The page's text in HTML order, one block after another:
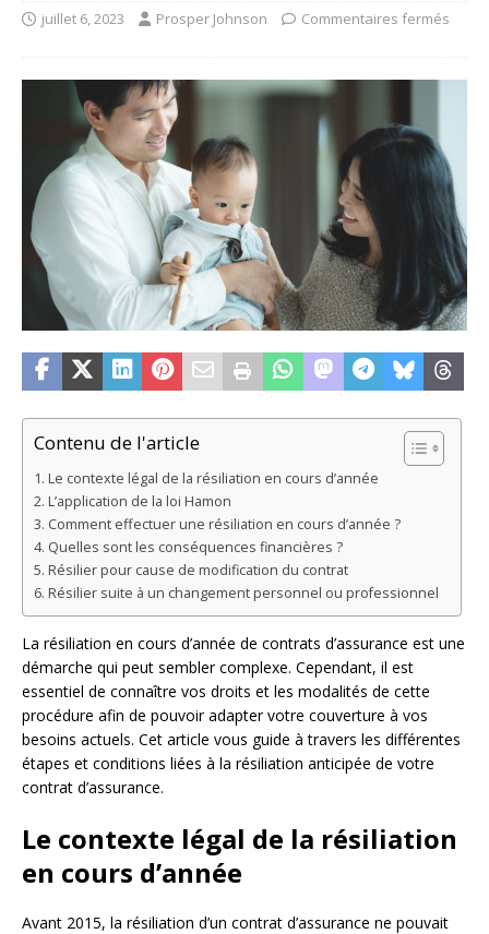
juillet 6, 2023 Prosper Johnson Commentaires fermés
Contenu de l'article
Le contexte légal de la résiliation en cours d’année
L’application de la loi Hamon
Comment effectuer une résiliation en cours d’année ?
Quelles sont les conséquences financières ?
Résilier pour cause de modification du contrat
Résilier suite à un changement personnel ou professionnel
La résiliation en cours d’année de contrats d’assurance est une
démarche qui peut sembler complexe. Cependant, il est
essentiel de connaître vos droits et les modalités de cette
procédure afin de pouvoir adapter votre couverture à vos
besoins actuels. Cet article vous guide à travers les différentes
étapes et conditions liées à la résiliation anticipée de votre
contrat d’assurance.
Le contexte légal de la résiliation
en cours d’année
Avant 2015, la résiliation d’un contrat d’assurance ne pouvait